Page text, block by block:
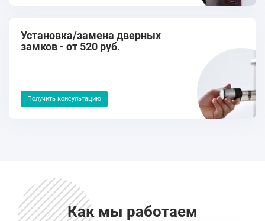
Установка/замена дверных
замков - от 520 руб.
Получить консультацию
Как мы работаем